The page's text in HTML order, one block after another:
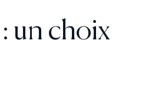
un choix